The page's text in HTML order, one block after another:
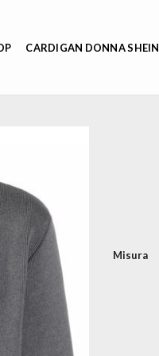
CARDIGAN DONNA SHEIN
Misura